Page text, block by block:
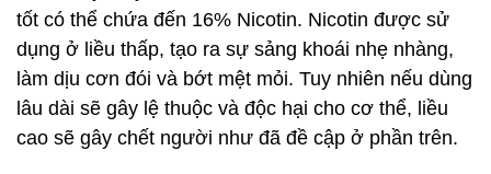
tốt có thể chứa đến 16% Nicotin. Nicotin được sử
dụng ở liều thấp, tạo ra sự sảng khoái nhẹ nhàng,
làm dịu cơn đói và bớt mệt mỏi. Tuy nhiên nếu dùng
lâu dài sẽ gây lệ thuộc và độc hại cho cơ thể, liều
cao sẽ gây chết người như đã đề cập ở phần trên.